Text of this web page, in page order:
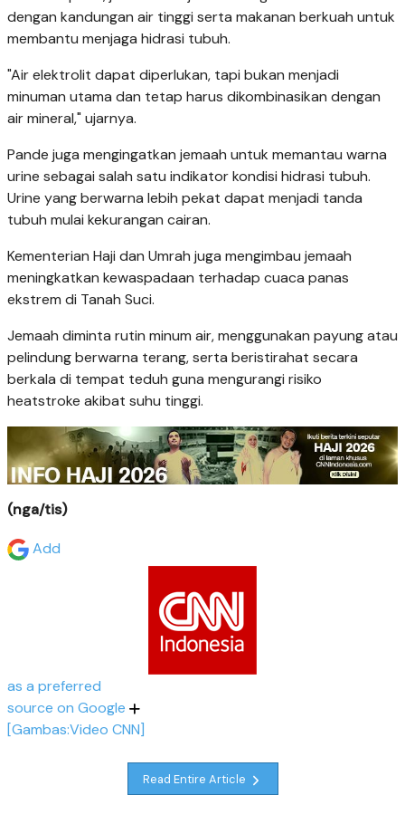
dengan kandungan air tinggi serta makanan berkuah untuk
membantu menjaga hidrasi tubuh.
"Air elektrolit dapat diperlukan, tapi bukan menjadi
minuman utama dan tetap harus dikombinasikan dengan
air mineral," ujarnya.
Pande juga mengingatkan jemaah untuk memantau warna
urine sebagai salah satu indikator kondisi hidrasi tubuh.
Urine yang berwarna lebih pekat dapat menjadi tanda
tubuh mulai kekurangan cairan.
Kementerian Haji dan Umrah juga mengimbau jemaah
meningkatkan kewaspadaan terhadap cuaca panas
ekstrem di Tanah Suci.
Jemaah diminta rutin minum air, menggunakan payung atau
pelindung berwarna terang, serta beristirahat secara
berkala di tempat teduh guna mengurangi risiko
heatstroke akibat suhu tinggi.
(nga/tis)
Add
as a preferred
source on Google
[Gambas:Video CNN]
Read Entire Article